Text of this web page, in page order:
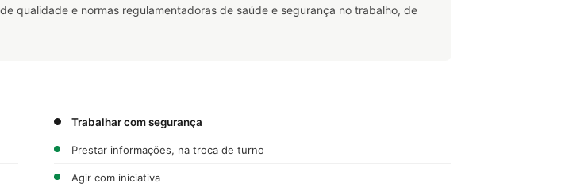
qualidade e normas regulamentadoras de saúde e segurança no trabalho, de
Trabalhar com segurança
Prestar informações, na troca de turno
Agir com iniciativa